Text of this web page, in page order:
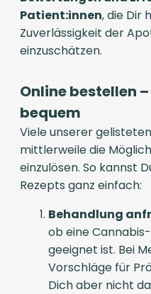
Patient:innen, die Dir
Zuverlässigkeit der
einzuschätzen.
Online bestellen
bequem
Viele unserer
mittlerweile die
einzulösen. So kannst
Rezepts ganz einfach:
Behandlung
ob eine
geeignet ist. Bei
Vorschläge für
Dich aber nicht